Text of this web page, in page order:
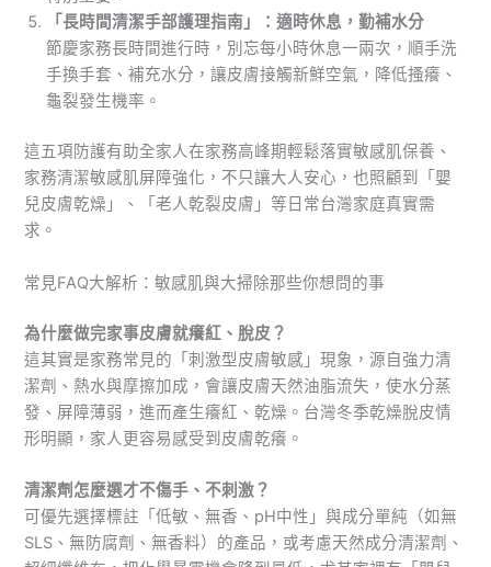
「長時間清潔手部護理指南」：適時休息，勤補水分
節慶家務長時間進行時，別忘每小時休息一兩次，順手洗
手換手套、補充水分，讓皮膚接觸新鮮空氣，降低搔癢、
龜裂發生機率。
這五項防護有助全家人在家務高峰期輕鬆落實敏感肌保養、
家務清潔敏感肌屏障強化，不只讓大人安心，也照顧到「嬰
兒皮膚乾燥」、「老人乾裂皮膚」等日常台灣家庭真實需
求。
常見FAQ大解析：敏感肌與大掃除那些你想問的事
為什麼做完家事皮膚就癢紅、脫皮？
這其實是家務常見的「刺激型皮膚敏感」現象，源自強力清
潔劑、熱水與摩擦加成，會讓皮膚天然油脂流失，使水分蒸
發、屏障薄弱，進而產生癢紅、乾燥。台灣冬季乾燥脫皮情
形明顯，家人更容易感受到皮膚乾癢。
清潔劑怎麼選才不傷手、不刺激？
可優先選擇標註「低敏、無香、pH中性」與成分單純（如無
SLS、無防腐劑、無香料）的產品，或考慮天然成分清潔劑、